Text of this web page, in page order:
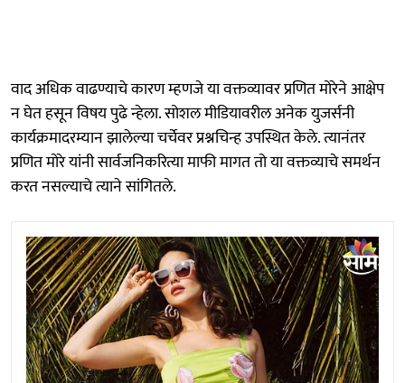
वाद अधिक वाढण्याचे कारण म्हणजे या वक्तव्यावर प्रणित मोरेने आक्षेप
न घेत हसून विषय पुढे न्हेला. सोशल मीडियावरील अनेक युजर्सनी
कार्यक्रमादरम्यान झालेल्या चर्चेवर प्रश्नचिन्ह उपस्थित केले. त्यानंतर
प्रणित मोरे यांनी सार्वजनिकरित्या माफी मागत तो या वक्तव्याचे समर्थन
करत नसल्याचे त्याने सांगितले.